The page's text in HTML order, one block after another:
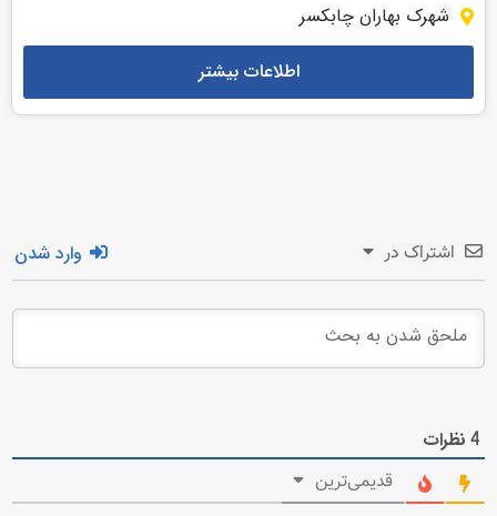
شهرک بهاران چابکسر
اطلاعات بیشتر
اشتراک در وارد شدن
4نظرات
قدیمی‌ترین